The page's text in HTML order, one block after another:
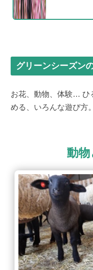
グリーンシーズン
お花、動物、体験… ひ
める、いろんな遊び方。
動